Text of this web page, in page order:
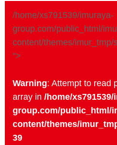
/home/xs791539/imuraya-
group.com/public_html/
content/themes/imur_tmp/
">
Warning: Attempt to read
array in /home/xs791539/
group.com/public_html/
content/themes/
39